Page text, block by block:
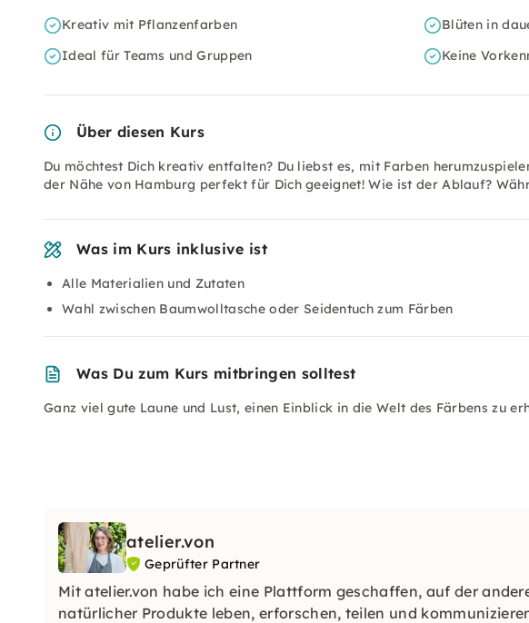
Kreativ mit Pflanzenfarben
Blüten in
Ideal für Teams und Gruppen
Keine
Über diesen Kurs
Du möchtest Dich kreativ entfalten? Du liebst es, mit Farben
der Nähe von Hamburg perfekt für Dich geeignet! Wie ist der Ablauf?
Was im Kurs inklusive ist
Alle Materialien und Zutaten
Wahl zwischen Baumwolltasche oder Seidentuch zum Färben
Was Du zum Kurs mitbringen solltest
Ganz viel gute Laune und Lust, einen Einblick in die Welt des Färbens zu
atelier.von
Geprüfter Partner
Mit atelier.von habe ich eine Plattform geschaffen, auf der
natürlicher Produkte leben, erforschen, teilen und